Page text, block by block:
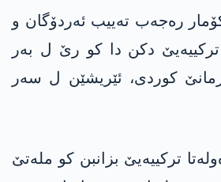
رەجەب تەییب ئەردۆگان و
ترکییەیێ دکن دا کو رێ ل بەر
کوردی، ئێریشێن ل سەر
ترکییەیێ بزانبن کو ملەتێ